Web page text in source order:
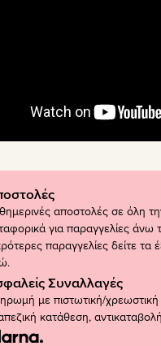
αποστολές σε όλη
για παραγγελίες άνω
παραγγελίες δείτε
.
Συναλλαγές
με πιστωτική/χρεωστική
κατάθεση,